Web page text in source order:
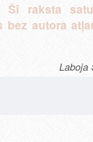
Šī raksta
autora
Laboja